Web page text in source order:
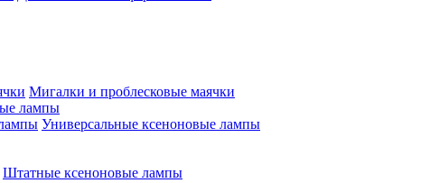
Мигалки и проблесковые маячки
лампы
Универсальные ксеноновые лампы
Штатные ксеноновые лампы